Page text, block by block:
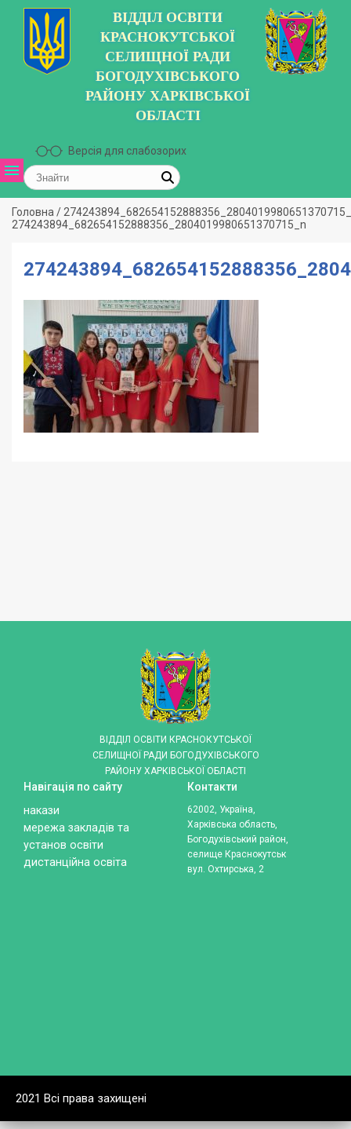
ВІДДІЛ ОСВІТИ
КРАСНОКУТСЬКОЇ
СЕЛИЩНОЇ РАДИ
БОГОДУХІВСЬКОГО
РАЙОНУ ХАРКІВСЬКОЇ
ОБЛАСТІ
Версія для слабозорих
Головна /
274243894_682654152888356_2804019980651370715_n
ВІДДІЛ ОСВІТИ КРАСНОКУТСЬКОЇ
СЕЛИЩНОЇ РАДИ БОГОДУХІВСЬКОГО
РАЙОНУ ХАРКІВСЬКОЇ ОБЛАСТІ
Навігація по сайту
накази
мережа закладів та
установ освіти
дистанційна освіта
Контакти
62002, Україна,
Харківська область,
Богодухівський район,
селище Краснокутськ
вул. Охтирська, 2
2021 Всі права захищені